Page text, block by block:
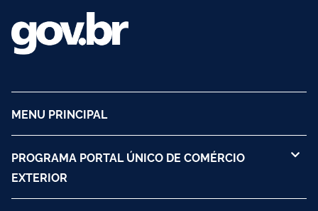
MENU PRINCIPAL
PROGRAMA PORTAL ÚNICO DE COMÉRCIO
EXTERIOR